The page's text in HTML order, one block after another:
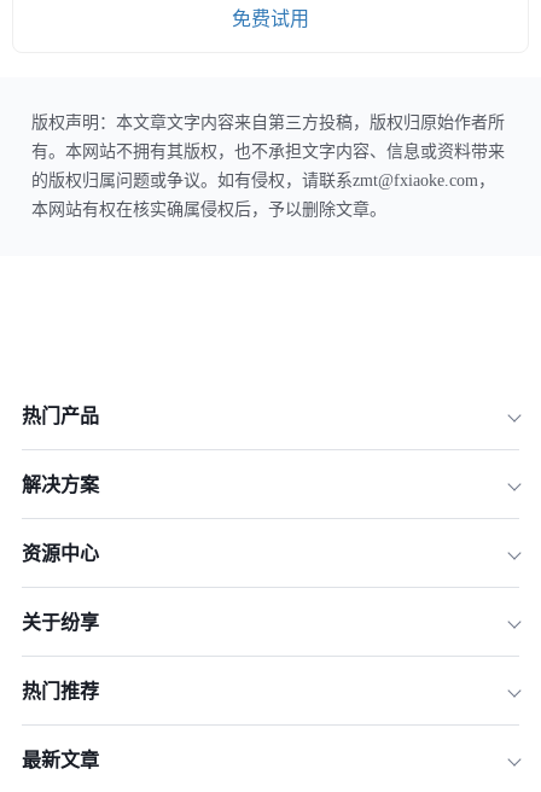
免费试用
版权声明：本文章文字内容来自第三方投稿，版权归原始作者所
有。本网站不拥有其版权，也不承担文字内容、信息或资料带来
的版权归属问题或争议。如有侵权，请联系zmt@fxiaoke.com，
本网站有权在核实确属侵权后，予以删除文章。
热门产品
解决方案
资源中心
关于纷享
热门推荐
最新文章